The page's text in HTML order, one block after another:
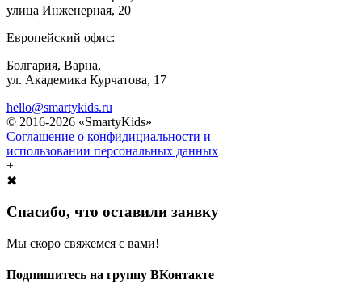
улица Инженерная, 20
Европейский офис:
Болгария, Варна,
ул. Академика Курчатова, 17
hello@smartykids.ru
© 2016-2026 «SmartyKids»
Соглашение о конфидициальности и
использовании персональных данных
+
✖
Спасибо, что оставили заявку
Мы скоро свяжемся с вами!
Подпишитесь на группу ВКонтакте